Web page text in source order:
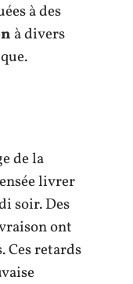
à des
à divers
de la
livrer
soir. Des
ont
Ces retards